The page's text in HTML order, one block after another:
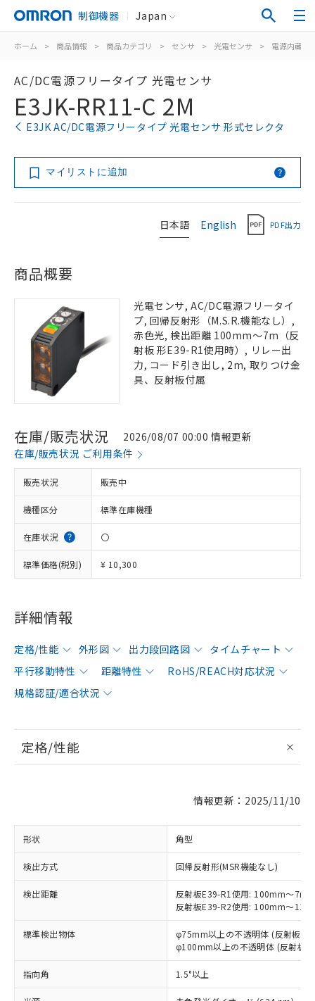
制御機器 Japan
ホーム > 商品情報 > 商品カテゴリ > センサ > 光電センサ > 電源内蔵形
AC/DC電源フリータイプ 光電センサ
E3JK-RR11-C 2M
E3JK AC/DC電源フリータイプ 光電センサ 形式セレクタ
マイリストに追加
日本語 English PDF出力
商品概要
光電センサ, AC/DC電源フリータイ
プ, 回帰反射形（M.S.R.機能なし）,
赤色光, 検出距離 100mm～7m（反
射板 形E39-R1使用時）, リレー出
力, コード引き出し, 2m, 取りつけ金
具、反射板付属
在庫/販売状況
2026/08/07 00:00 情報更新
在庫/販売状況 ご利用条件
販売状況 販売中
機種区分 標準在庫機種
在庫状況 〇
標準価格(税別) ¥ 10,300
詳細情報
定格/性能 外形図 出力段回路図
タイムチャート
平行移動特性
距離特性
RoHS/REACH対応状況
規格認証/適合状況
定格/性能
情報更新：2025/11/10
形状 角型
検出方式 回帰反射形(MSR機能なし)
検出距離
反射板E39-R1使用: 100mm～7m
反射板E39-R2使用: 100mm～11m
標準検出物体
φ75mm以上の不透明体 (反射板
φ100mm以上の不透明体 (反射板
指向角 1.5°以上